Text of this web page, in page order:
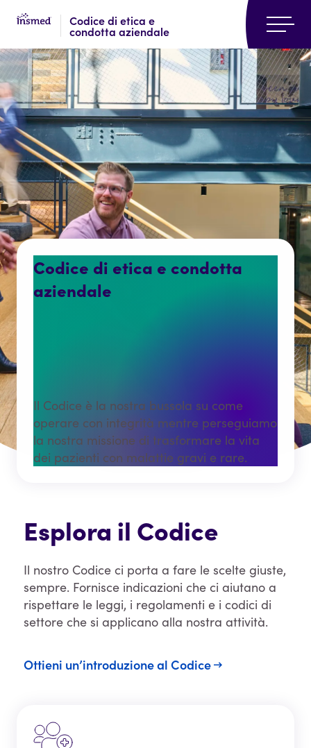
Skip
content
Skip
Codice di etica e
condotta aziendale
Codice di etica e condotta
aziendale
Ci siamo. Per
l’integrità.
Il Codice è la nostra bussola su come
operare con integrità mentre perseguiamo
la nostra missione di trasformare la vita
dei pazienti con malattie gravi e rare.
Esplora il Codice
Il nostro Codice ci porta a fare le scelte giuste,
sempre. Fornisce indicazioni che ci aiutano a
rispettare le leggi, i regolamenti e i codici di
settore che si applicano alla nostra attività.
Ottieni un’introduzione al Codice